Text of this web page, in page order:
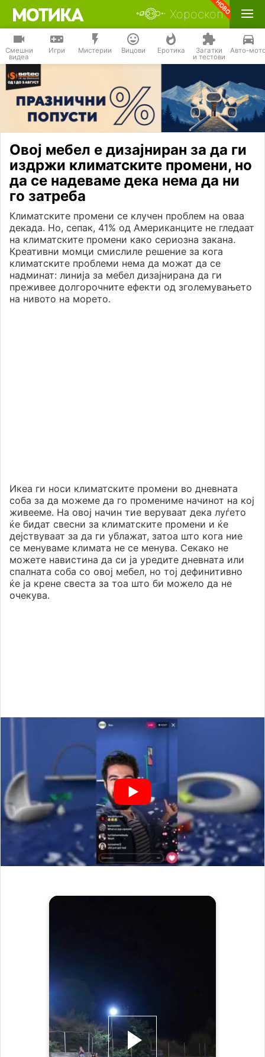
Хороскоп
Смешни
видеа
Игри Мистерии Вицови Еротика Загатки
и тестови
Авто-
Овој мебел е дизајниран за да ги
издржи климатските промени, но
да се надеваме дека нема да ни
го затреба
Климатските промени се клучен проблем на оваа
декада. Но, сепак, 41% од Американците не гледаат
на климатските промени како сериозна закана.
Креативни момци смислиле решение за кога
климатските проблеми нема да можат да се
надминат: линија за мебел дизајнирана да ги
преживее долгорочните ефекти од зголемувањето
на нивото на морето.
Икеа ги носи климатските промени во дневната
соба за да можеме да го промениме начинот на кој
живееме. На овој начин тие веруваат дека луѓето
ќе бидат свесни за климатските промени и ќе
дејствуваат за да ги ублажат, затоа што кога ние
се менуваме климата не се менува. Секако не
можете навистина да си ја уредите дневната или
спалната соба со овој мебел, но тој дефинитивно
ќе ја крене свеста за тоа што би можело да не
очекува.